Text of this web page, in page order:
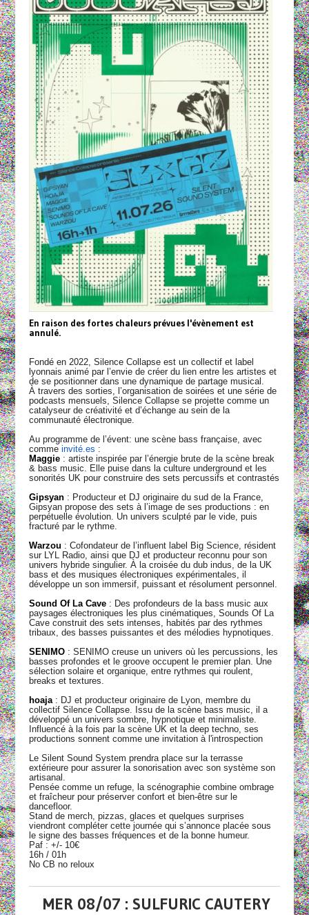
En raison des fortes chaleurs prévues l'évènement est
annulé.
Fondé en 2022, Silence Collapse est un collectif et label
lyonnais animé par l’envie de créer du lien entre les artistes et
de se positionner dans une dynamique de partage musical.
À travers des sorties, l’organisation de soirées et une série de
podcasts mensuels, Silence Collapse se projette comme un
catalyseur de créativité et d’échange au sein de la
communauté électronique.
Au programme de l’évent: une scène bass française, avec
comme invité.es :
Maggie : artiste inspirée par l’énergie brute de la scène break
& bass music. Elle puise dans la culture underground et les
sonorités UK pour construire des sets percussifs et contrastés
Gipsyan: Producteur et DJ originaire du sud de la France,
Gipsyan propose des sets à l’image de ses productions : en
perpétuelle évolution. Un univers sculpté par le vide, puis
fracturé par le rythme.
Warzou : Cofondateur de l’influent label Big Science, résident
sur LYL Radio, ainsi que DJ et producteur reconnu pour son
univers hybride singulier. À la croisée du dub indus, de la UK
bass et des musiques électroniques expérimentales, il
développe un son immersif, puissant et résolument personnel.
Sound Of La Cave : Des profondeurs de la bass music aux
paysages électroniques les plus cinématiques, Sounds Of La
Cave construit des sets intenses, habités par des rythmes
tribaux, des basses puissantes et des mélodies hypnotiques.
SENIMO: SENIMO creuse un univers où les percussions, les
basses profondes et le groove occupent le premier plan. Une
sélection solaire et organique, entre rythmes qui roulent,
breaks et textures.
hoaja: DJ et producteur originaire de Lyon, membre du
collectif Silence Collapse. Issu de la scène bass music, il a
développé un univers sombre, hypnotique et minimaliste.
Influencé à la fois par la scène UK et la deep techno, ses
productions sonnent comme une invitation à l'introspection
Le Silent Sound System prendra place sur la terrasse
extérieure pour assurer la sonorisation avec son système son
artisanal.
Pensée comme un refuge, la scénographie combine ombrage
et fraîcheur pour préserver confort et bien-être sur le
dancefloor.
Stand de merch, pizzas, glaces et quelques surprises
viendront compléter cette journée qui s’annonce placée sous
le signe des basses fréquences et de la bonne humeur.
Paf : +/- 10€
16h / 01h
No CB no reloux
MER 08/07 : SULFURIC CAUTERY